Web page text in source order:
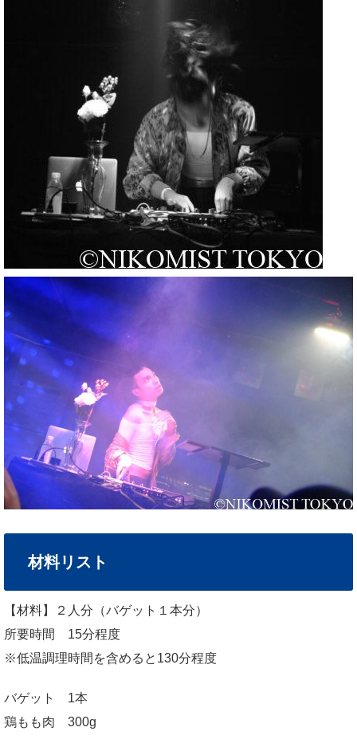
材料リスト
【材料】２人分（バゲット１本分）
所要時間 15分程度
※低温調理時間を含めると130分程度
バゲット 1本
鶏もも肉 300g